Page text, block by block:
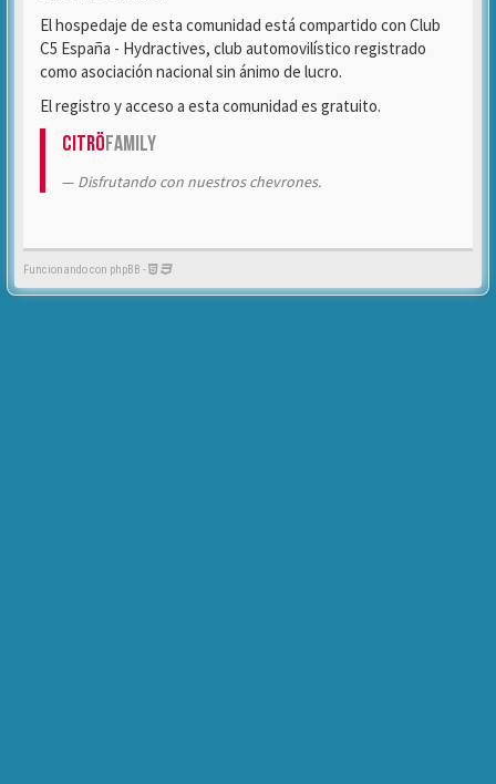
El hospedaje de esta comunidad está compartido con Club
C5 España - Hydractives, club automovilístico registrado
como asociación nacional sin ánimo de lucro.
El registro y acceso a esta comunidad es gratuito.
CitröFamily
Disfrutando con nuestros chevrones.
Funcionando con phpBB -